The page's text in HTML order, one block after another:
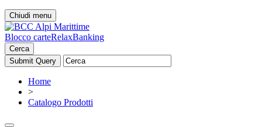
Chiudi menu
Blocco carteRelaxBanking
Cerca
Home
>
Catalogo Prodotti